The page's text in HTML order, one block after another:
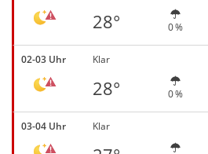
28° 0 %
02-03 Uhr Klar
28° 0 %
03-04 Uhr Klar